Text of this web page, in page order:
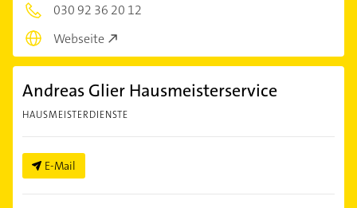
030 92 36 20 12
Webseite
Andreas Glier Hausmeisterservice
HAUSMEISTERDIENSTE
E-Mail